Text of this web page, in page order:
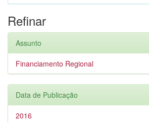
Refinar
Assunto
Financiamento Regional
Data de Publicação
2016